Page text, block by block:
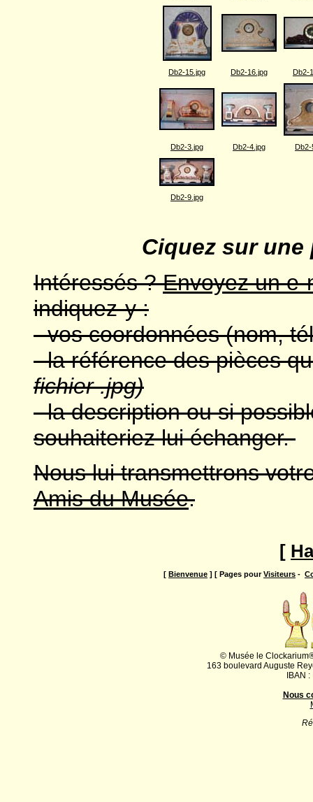
Db2-15.jpg Db2-16.jpg Db2-
Db2-3.jpg Db2-4.jpg
Db2-9.jpg
Ciquez sur
Intéressés ?Envoyez un
indiquez-y :
- vos coordonnées (nom,
- la référence des pièces
fichier .jpg)
- la description ou si
souhaiteriez lui échanger.
Nous lui transmettrons
Amis du Musée.
[
[ Bienvenue ] [ Pages pourVisiteurs -
© Musée le
163 boulevard Auguste
IBAN
Nous